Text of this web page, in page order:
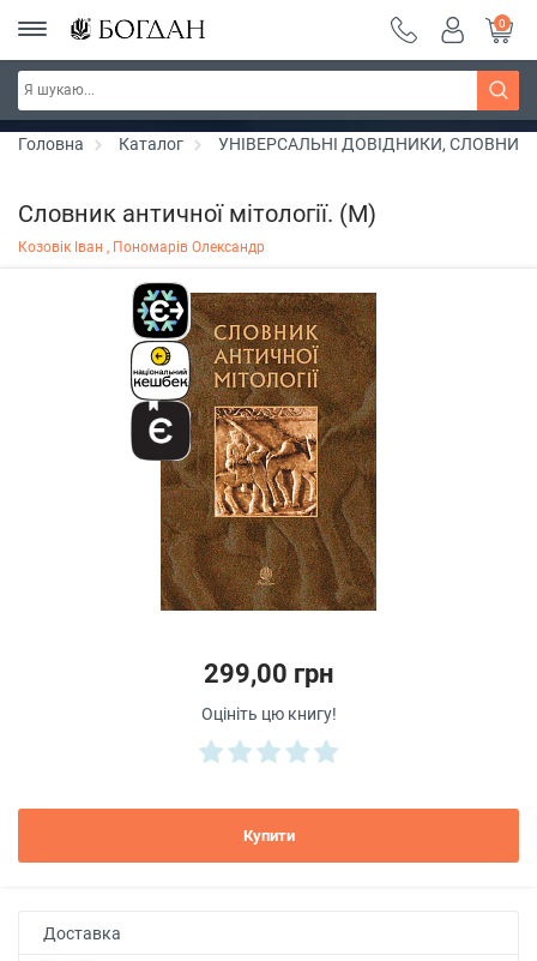
РОЗПРОДАЖ ~ 150 грн ~ 200 грн ~ 250 грн ~
300 грн ~ РОЗПРОДАЖ
Дізнатись більше
0
Головна Каталог УНІВЕРСАЛЬНІ ДОВІДНИКИ,
Словник античної мітології. (М)
Козовік Іван , Пономарів Олександр
299,00 грн
Оцініть цю книгу!
Купити
Доставка